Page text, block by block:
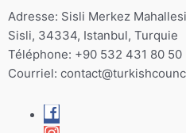
Adresse: Sisli Merkez
Sisli, 34334, Istanbul, Turquie
Téléphone: +90 532 431 80 50
Courriel: